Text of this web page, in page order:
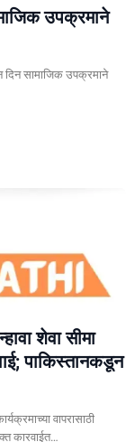
उपक्रमाने
दिन सामाजिक उपक्रमाने
शेवा सीमा
पाकिस्तानकडून
वापरासाठी
कारवाईत…